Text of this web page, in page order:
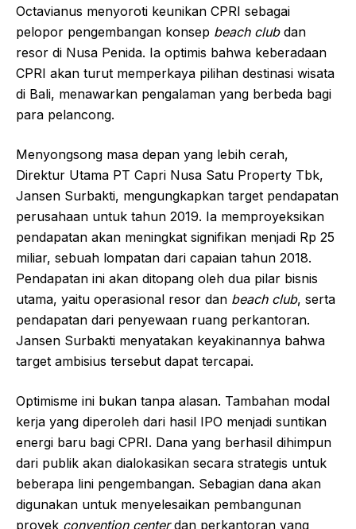
Octavianus menyoroti keunikan CPRI sebagai
pelopor pengembangan konsep beach clubdan
resor di Nusa Penida. Ia optimis bahwa keberadaan
CPRI akan turut memperkaya pilihan destinasi wisata
di Bali, menawarkan pengalaman yang berbeda bagi
para pelancong.
Menyongsong masa depan yang lebih cerah,
Direktur Utama PT Capri Nusa Satu Property Tbk,
Jansen Surbakti, mengungkapkan target pendapatan
perusahaan untuk tahun 2019. Ia memproyeksikan
pendapatan akan meningkat signifikan menjadi Rp 25
miliar, sebuah lompatan dari capaian tahun 2018.
Pendapatan ini akan ditopang oleh dua pilar bisnis
utama, yaitu operasional resor dan beach club, serta
pendapatan dari penyewaan ruang perkantoran.
Jansen Surbakti menyatakan keyakinannya bahwa
target ambisius tersebut dapat tercapai.
Optimisme ini bukan tanpa alasan. Tambahan modal
kerja yang diperoleh dari hasil IPO menjadi suntikan
energi baru bagi CPRI. Dana yang berhasil dihimpun
dari publik akan dialokasikan secara strategis untuk
beberapa lini pengembangan. Sebagian dana akan
digunakan untuk menyelesaikan pembangunan
proyek convention centerdan perkantoran yang